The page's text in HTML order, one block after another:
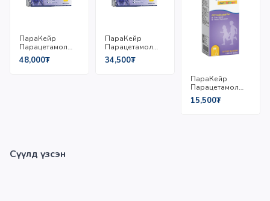
ПараКейр
Парацетамол
500мг/Капсул
№10
48,000₮
ПараКейр
Парацетамол
250мг/Капсул
№10
34,500₮
ПараКейр
Парацетамол
125мг/Сироп
5мл/100мл
15,500₮
Сүүлд үзсэн